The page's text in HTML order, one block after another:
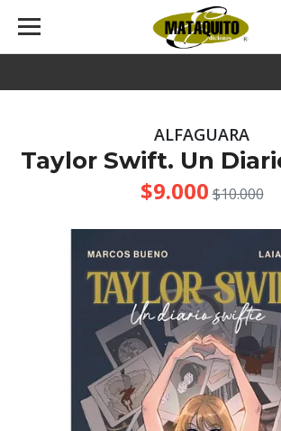
ALFAGUARA
Taylor Swift. Un
$9.000 $10.000